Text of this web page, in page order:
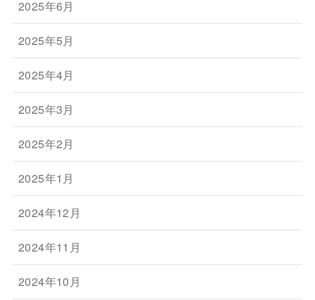
2025年6月
2025年5月
2025年4月
2025年3月
2025年2月
2025年1月
2024年12月
2024年11月
2024年10月